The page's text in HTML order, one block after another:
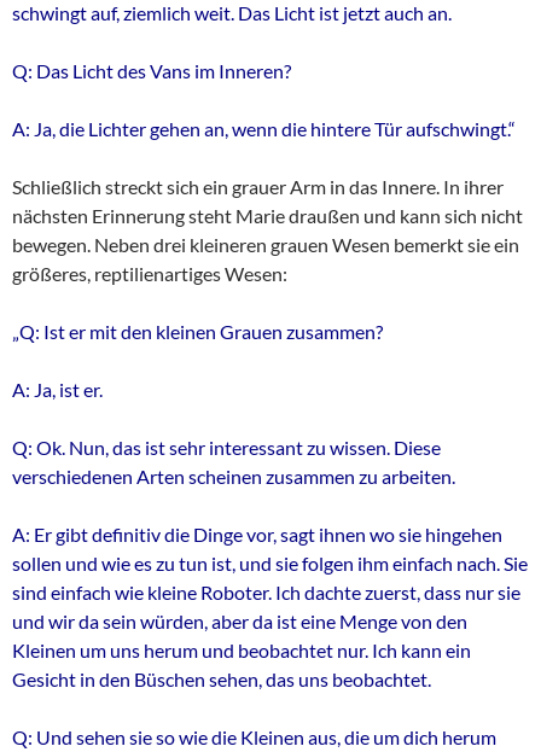
schwingt auf, ziemlich weit. Das Licht ist jetzt auch an.
Q: Das Licht des Vans im Inneren?
A: Ja, die Lichter gehen an, wenn die hintere Tür aufschwingt.“
Schließlich streckt sich ein grauer Arm in das Innere. In ihrer
nächsten Erinnerung steht Marie draußen und kann sich nicht
bewegen. Neben drei kleineren grauen Wesen bemerkt sie ein
größeres, reptilienartiges Wesen:
„Q: Ist er mit den kleinen Grauen zusammen?
A: Ja, ist er.
Q: Ok. Nun, das ist sehr interessant zu wissen. Diese
verschiedenen Arten scheinen zusammen zu arbeiten.
A: Er gibt definitiv die Dinge vor, sagt ihnen wo sie hingehen
sollen und wie es zu tun ist, und sie folgen ihm einfach nach. Sie
sind einfach wie kleine Roboter. Ich dachte zuerst, dass nur sie
und wir da sein würden, aber da ist eine Menge von den
Kleinen um uns herum und beobachtet nur. Ich kann ein
Gesicht in den Büschen sehen, das uns beobachtet.
Q: Und sehen sie so wie die Kleinen aus, die um dich herum